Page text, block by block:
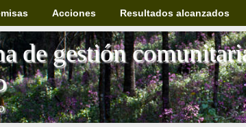
Acciones Resultados alcanzados
de gestión